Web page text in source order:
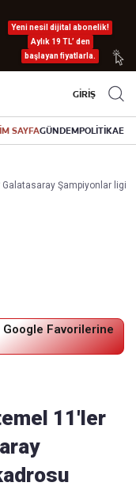
Yeni nesil dijital abonelik!
Aylık 19 TL’ den
başlayan fiyatlarla.
GİRİŞ
SAYFAGÜNDEMPOLİTİKA
Şampiyonlar ligi
Favorilerine
11'ler